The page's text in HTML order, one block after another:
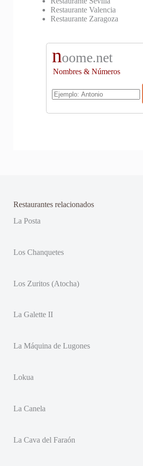
Restaurante Valencia
Restaurante Zaragoza
noome.net
Nombres & Números
Restaurantes relacionados
La Posta
Los Chanquetes
Los Zuritos (Atocha)
La Galette II
La Máquina de Lugones
Lokua
La Canela
La Cava del Faraón